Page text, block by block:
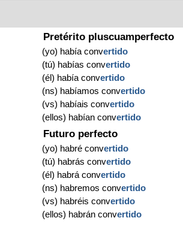
Pretérito pluscuamperfecto
(yo) había convertido
(tú) habías convertido
(él) había convertido
(ns) habíamos convertido
(vs) habíais convertido
(ellos) habían convertido
Futuro perfecto
(yo) habré convertido
(tú) habrás convertido
(él) habrá convertido
(ns) habremos convertido
(vs) habréis convertido
(ellos) habrán convertido